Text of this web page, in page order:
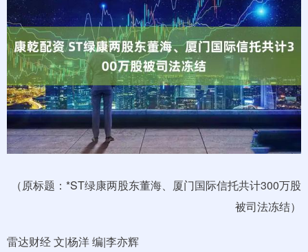
（原标题：*ST绿康两股东董海、厦门国际信托共计300万股
被司法冻结）
雷达财经 文|杨洋 编|李亦辉